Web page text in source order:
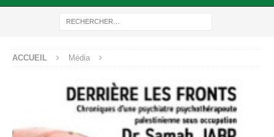
ACCUEIL Média